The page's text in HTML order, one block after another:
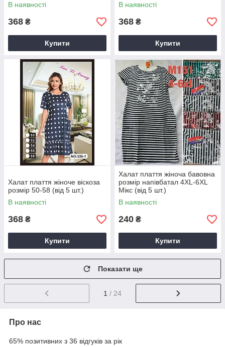
В наявності
368 ₴
Купити
В наявності
368 ₴
Купити
Халат плаття жіноче віскоза
розмір 50-58 (від 5 шт.)
В наявності
368 ₴
Купити
Халат плаття жіноча бавовна
розмір напівбатал 4XL-6XL
Мікс (від 5 шт.)
В наявності
240 ₴
Купити
Показати ще
1 / 24
Про нас
65% позитивних з 36 відгуків за рік